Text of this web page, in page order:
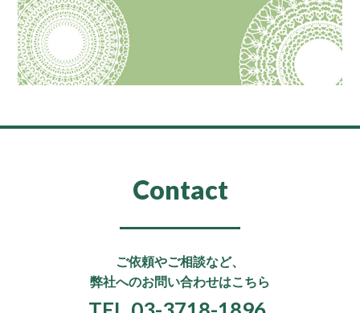
Contact
ご依頼やご相談など、
弊社へのお問い合わせはこちら